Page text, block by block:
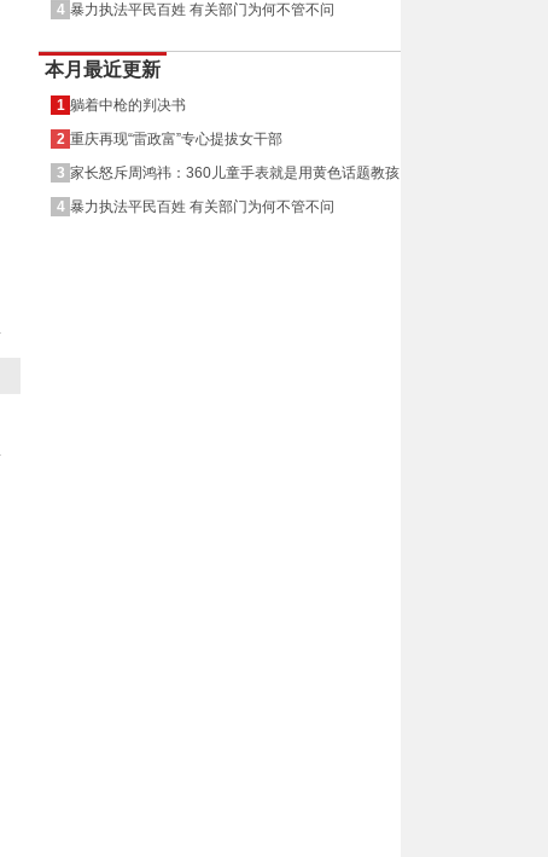
【人民监督网讯 记者朱瑞峰】人民监督网接...
子的吗？
近日，一个购买了360巴迪龙儿童智能手...
4 暴力执法平民百姓 有关部门为何不管不问
前日，记者采访报道了一则关于山东省蒙...
本月最近更新
1 躺着中枪的判决书
2 重庆再现“雷政富”专心提拔女干部
【人民监督网讯 记者朱瑞峰】人民监督网接...
3 家长怒斥周鸿祎：360儿童手表就是用黄色话题教孩
子的吗？
4 暴力执法平民百姓 有关部门为何不管不问